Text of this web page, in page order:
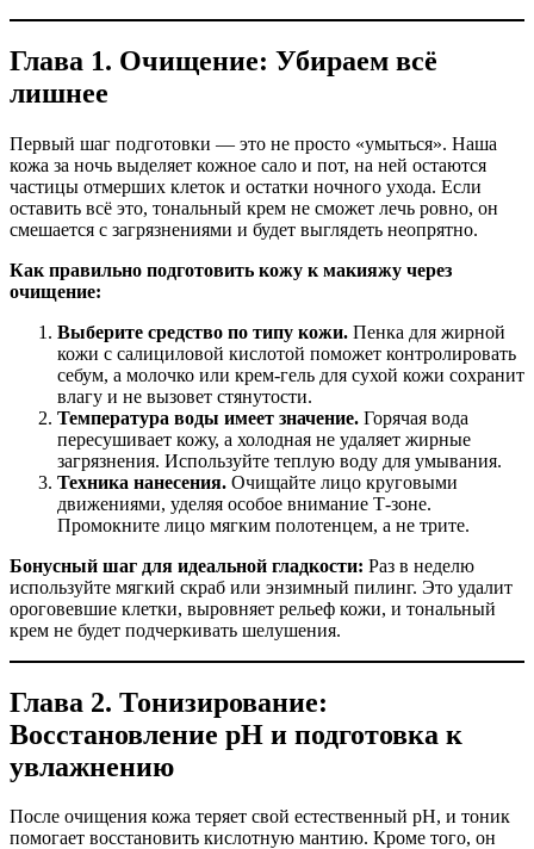
Глава 1. Очищение: Убираем всё
лишнее
Первый шаг подготовки — это не просто «умыться». Наша
кожа за ночь выделяет кожное сало и пот, на ней остаются
частицы отмерших клеток и остатки ночного ухода. Если
оставить всё это, тональный крем не сможет лечь ровно, он
смешается с загрязнениями и будет выглядеть неопрятно.
Как правильно подготовить кожу к макияжу через
очищение:
Выберите средство по типу кожи. Пенка для жирной
кожи с салициловой кислотой поможет контролировать
себум, а молочко или крем-гель для сухой кожи сохранит
влагу и не вызовет стянутости.
Температура воды имеет значение. Горячая вода
пересушивает кожу, а холодная не удаляет жирные
загрязнения. Используйте теплую воду для умывания.
Техника нанесения. Очищайте лицо круговыми
движениями, уделяя особое внимание Т-зоне.
Промокните лицо мягким полотенцем, а не трите.
Бонусный шаг для идеальной гладкости: Раз в неделю
используйте мягкий скраб или энзимный пилинг. Это удалит
ороговевшие клетки, выровняет рельеф кожи, и тональный
крем не будет подчеркивать шелушения.
Глава 2. Тонизирование:
Восстановление pH и подготовка к
увлажнению
После очищения кожа теряет свой естественный pH, и тоник
помогает восстановить кислотную мантию. Кроме того, он